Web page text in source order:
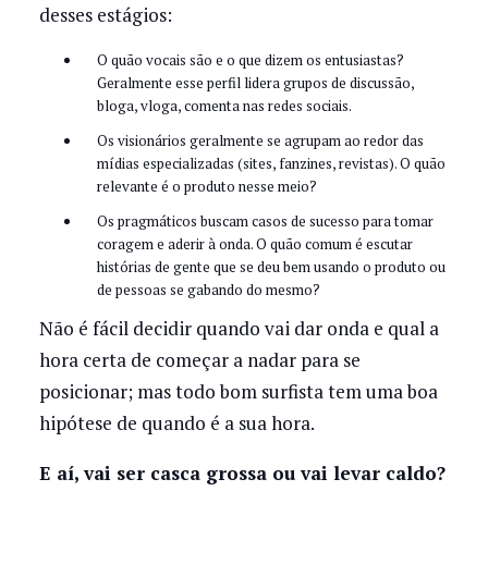
desses estágios:
O quão vocais são e o que dizem os entusiastas?
Geralmente esse perfil lidera grupos de discussão,
bloga, vloga, comenta nas redes sociais.
Os visionários geralmente se agrupam ao redor das
mídias especializadas (sites, fanzines, revistas). O quão
relevante é o produto nesse meio?
Os pragmáticos buscam casos de sucesso para tomar
coragem e aderir à onda. O quão comum é escutar
histórias de gente que se deu bem usando o produto ou
de pessoas se gabando do mesmo?
Não é fácil decidir quando vai dar onda e qual a
hora certa de começar a nadar para se
posicionar; mas todo bom surfista tem uma boa
hipótese de quando é a sua hora.
E aí, vai ser casca grossa ou vai levar caldo?